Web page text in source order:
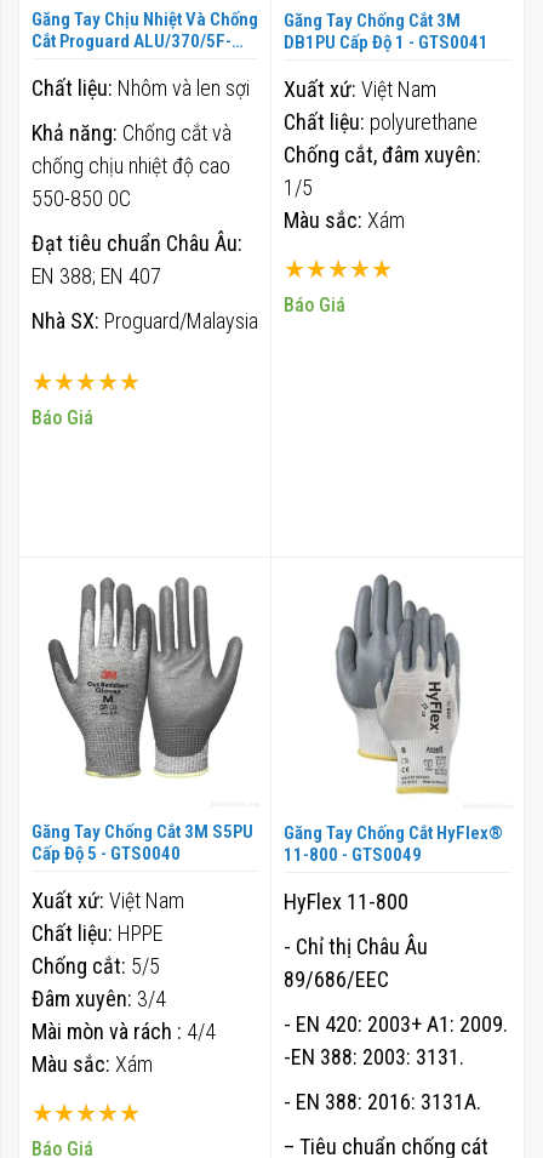
Găng Tay Chịu Nhiệt Và Chống
Cắt Proguard ALU/370/5F-
Xếp hạng:
100%
Báo Giá
Chất liệu: Nhôm và len sợi
Khả năng: Chống cắt và
chống chịu nhiệt độ cao
550-850 0C
Đạt tiêu chuẩn Châu Âu:
EN 388; EN 407
Nhà SX: Proguard/Malaysia
Găng Tay Chống Cắt 3M
DB1PU Cấp Độ 1 - GTS0041
Xếp hạng:
100%
Báo Giá
Xuất xứ: Việt Nam
Chất liệu: polyurethane
Chống cắt, đâm xuyên:
1/5
Màu sắc: Xám
Găng Tay Chống Cắt 3M S5PU
Cấp Độ 5 - GTS0040
Xếp hạng:
100%
Báo Giá
Xuất xứ: Việt Nam
Chất liệu: HPPE
Chống cắt: 5/5
Đâm xuyên: 3/4
Mài mòn và rách : 4/4
Màu sắc: Xám
Găng Tay Chống Cắt HyFlex®
11-800 - GTS0049
HyFlex 11-800
- Chỉ thị Châu Âu
89/686/EEC
- EN 420: 2003+ A1: 2009.
-EN 388: 2003: 3131.
- EN 388: 2016: 3131A.
– Tiêu chuẩn chống cát